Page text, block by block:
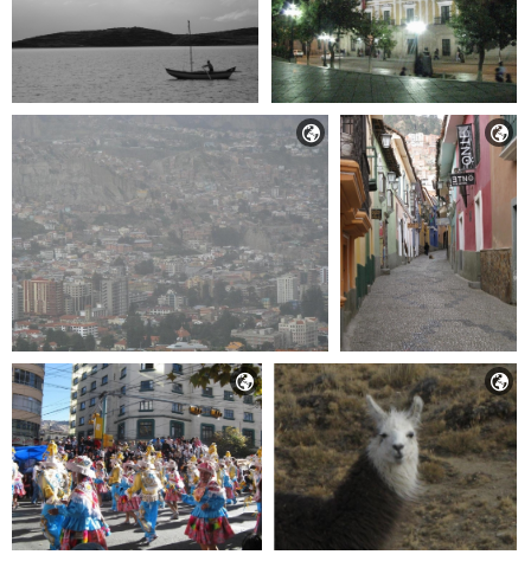
 
 